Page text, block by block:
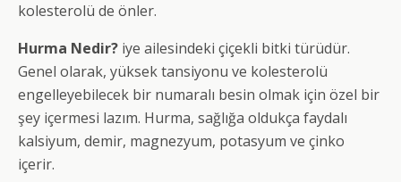
kolesterolü de önler.
Hurma Nedir? iye ailesindeki çiçekli bitki türüdür.
Genel olarak, yüksek tansiyonu ve kolesterolü
engelleyebilecek bir numaralı besin olmak için özel bir
şey içermesi lazım. Hurma, sağlığa oldukça faydalı
kalsiyum, demir, magnezyum, potasyum ve çinko
içerir.